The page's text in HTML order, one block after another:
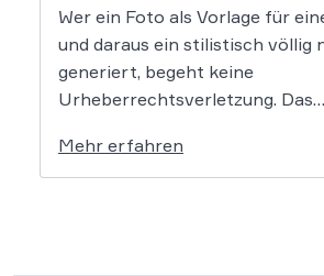
Wer ein Foto als Vorlage für
und daraus ein stilistisch völlig
generiert, begeht keine
Urheberrechtsverletzung. Das
dass bloße Bildmotive nicht
und eine KI-gestützte
Mehr erfahren